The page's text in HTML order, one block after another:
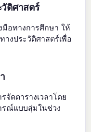
ติศาสตร์
มือทางการศึกษา ให้
างประวัติศาสตร์เพื่อ
ดตารางเวลาโดย
รณ์แบบสุ่มในช่วง